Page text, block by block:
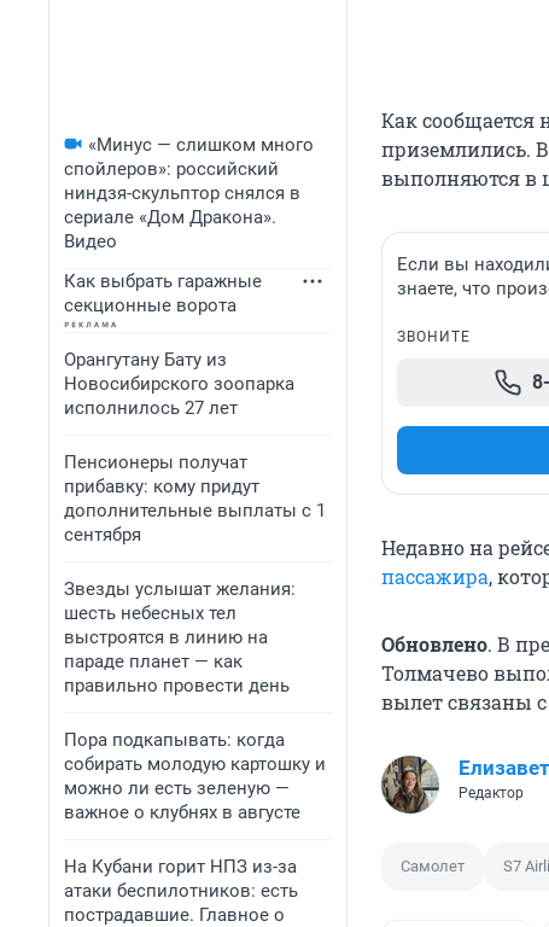
«Минус — слишком много
спойлеров»: российский
ниндзя-скульптор снялся в
сериале «Дом Дракона».
Видео
Как выбрать гаражные
секционные ворота
Орангутану Бату из
Новосибирского зоопарка
исполнилось 27 лет
Пенсионеры получат
прибавку: кому придут
дополнительные выплаты с 1
сентября
Звезды услышат желания:
шесть небесных тел
выстроятся в линию на
параде планет — как
правильно провести день
Пора подкапывать: когда
собирать молодую картошку и
можно ли есть зеленую —
важное о клубнях в августе
На Кубани горит НПЗ из-за
атаки беспилотников: есть
пострадавшие. Главное о
Как сообщается
приземлились.
выполняются в
Если вы
знаете, что
ЗВОНИТЕ
Недавно на
пассажира,
Обновлено. В
Толмачево
вылет связаны
Редактор
Самолет S7